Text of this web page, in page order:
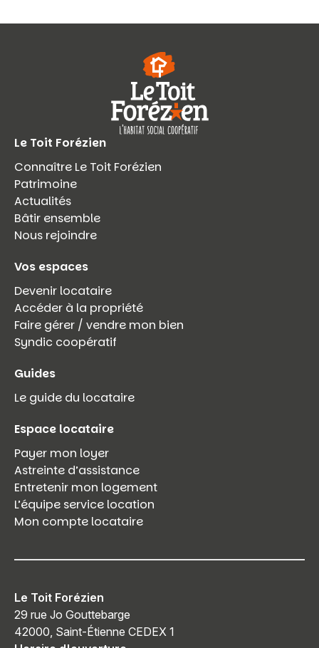
Le Toit Forézien
Connaître Le Toit Forézien
Patrimoine
Actualités
Bâtir ensemble
Nous rejoindre
Vos espaces
Devenir locataire
Accéder à la propriété
Faire gérer / vendre mon bien
Syndic coopératif
Guides
Le guide du locataire
Espace locataire
Payer mon loyer
Astreinte d’assistance
Entretenir mon logement
L’équipe service location
Mon compte locataire
Le Toit Forézien
29 rue Jo Gouttebarge
42000, Saint-Étienne CEDEX 1